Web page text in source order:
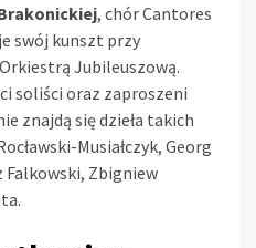
, chór Cantores
swój kunszt przy
Jubileuszową.
soliści oraz zaproszeni
znajdą się dzieła takich
Musiałczyk, Georg
Falkowski, Zbigniew